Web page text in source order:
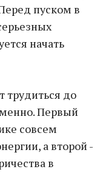
пуском в
начать
трудиться до
Первый
совсем
а второй -
в